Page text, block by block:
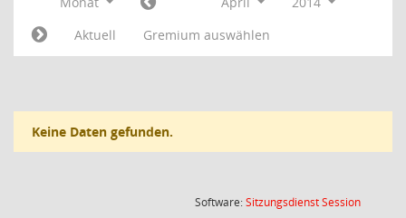
Aktuell
Gremium auswählen
Keine Daten gefunden.
Software:SitzungsdienstSession(Wird in